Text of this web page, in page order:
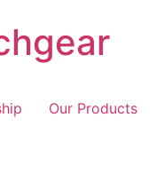
Our Products